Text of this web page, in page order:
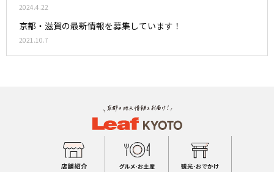
2024.4.22
京都・滋賀の最新情報を募集しています！
2021.10.7